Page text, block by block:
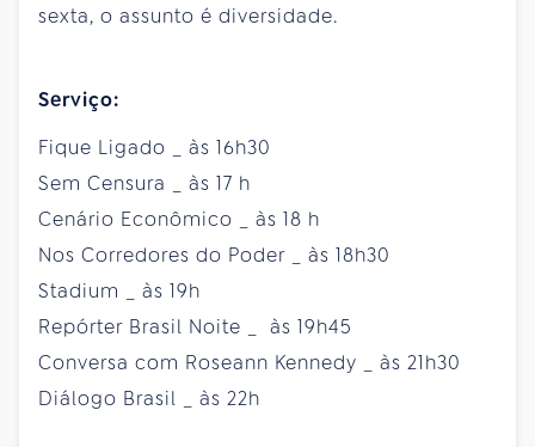
sexta, o assunto é diversidade.
Serviço:
Fique Ligado _ às 16h30
Sem Censura _ às 17 h
Cenário Econômico _ às 18 h
Nos Corredores do Poder _ às 18h30
Stadium _ às 19h
Repórter Brasil Noite _ às 19h45
Conversa com Roseann Kennedy _ às 21h30
Diálogo Brasil _ às 22h